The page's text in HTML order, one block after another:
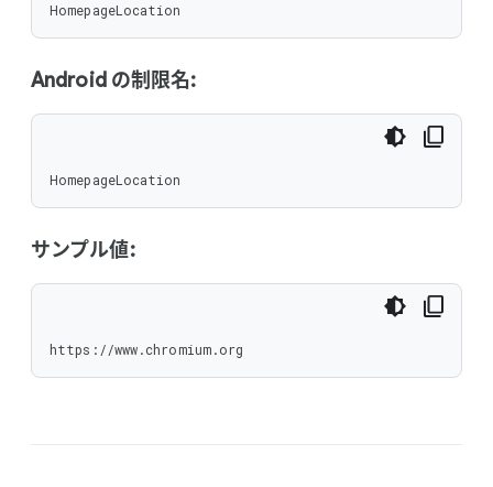
HomepageLocation
Android の制限名:
HomepageLocation
サンプル値:
https://www.chromium.org